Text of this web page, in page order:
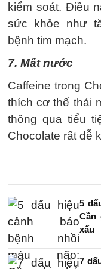
kiểm soát. Điều
sức khỏe như
bệnh tim mạch.
7. Mất nước
Caffeine trong
thích cơ thể thải
thông qua tiểu
Chocolate rất dễ
5
Cần
xấu
7